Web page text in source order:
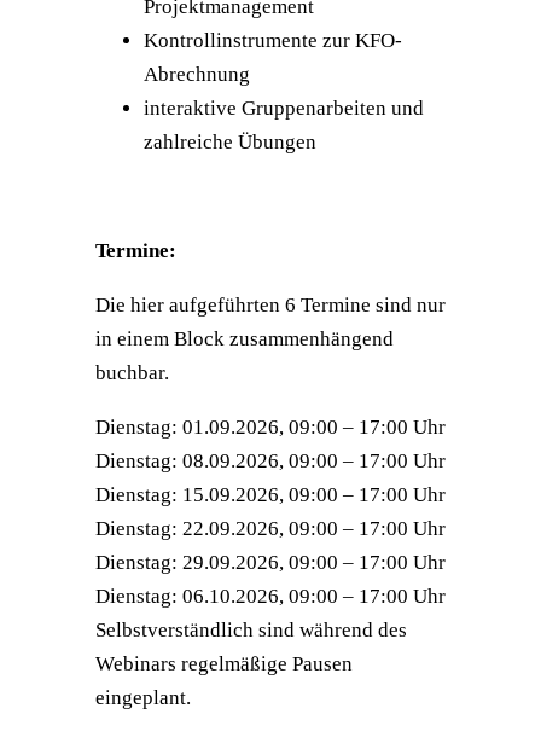
Projektmanagement
Kontrollinstrumente zur KFO-
Abrechnung
interaktive Gruppenarbeiten und
zahlreiche Übungen
Termine:
Die hier aufgeführten 6 Termine sind nur
in einem Block zusammenhängend
buchbar.
Dienstag: 01.09.2026, 09:00 – 17:00 Uhr
Dienstag: 08.09.2026, 09:00 – 17:00 Uhr
Dienstag: 15.09.2026, 09:00 – 17:00 Uhr
Dienstag: 22.09.2026, 09:00 – 17:00 Uhr
Dienstag: 29.09.2026, 09:00 – 17:00 Uhr
Dienstag: 06.10.2026, 09:00 – 17:00 Uhr
Selbstverständlich sind während des
Webinars regelmäßige Pausen
eingeplant.